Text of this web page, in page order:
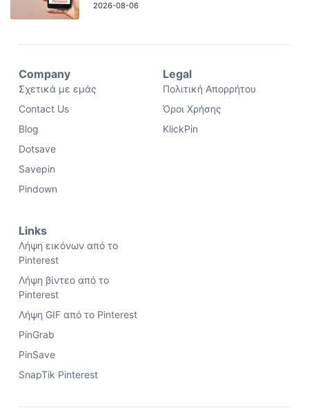
2026-08-06
Company
Σχετικά με εμάς
Contact Us
Blog
Dotsave
Savepin
Pindown
Legal
Πολιτική Απορρήτου
Όροι Χρήσης
KlickPin
Links
Λήψη εικόνων από το
Pinterest
Λήψη βίντεο από το
Pinterest
Λήψη GIF από το Pinterest
PinGrab
PinSave
SnapTik Pinterest